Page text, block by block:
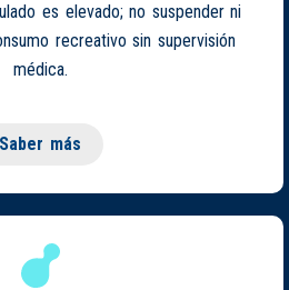
es elevado; no suspender ni
recreativo sin supervisión
médica.
Saber más